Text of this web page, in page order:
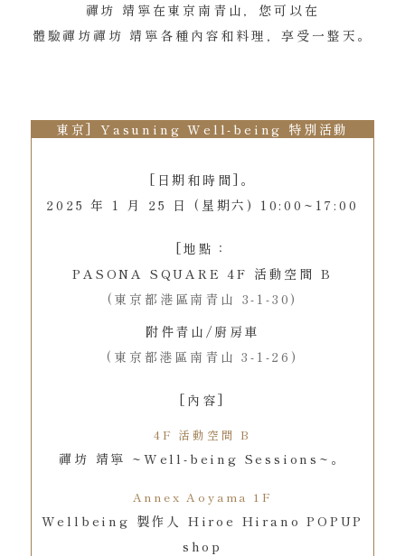
禪坊 靖寧在東京南青山，您可以在
體驗禪坊禪坊 靖寧各種內容和料理，享受一整天。
東京] Yasuning Well-being 特別活動
[日期和時間]。
2025 年 1 月 25 日 (星期六) 10:00~17:00
[地點：
PASONA SQUARE 4F 活動空間 B
(東京都港區南青山 3-1-30)
附件青山/廚房車
(東京都港區南青山 3-1-26)
[內容]
4F 活動空間 B
禪坊 靖寧 ~Well-being Sessions~。
Annex Aoyama 1F
Wellbeing 製作人 Hiroe Hirano POPUP
shop